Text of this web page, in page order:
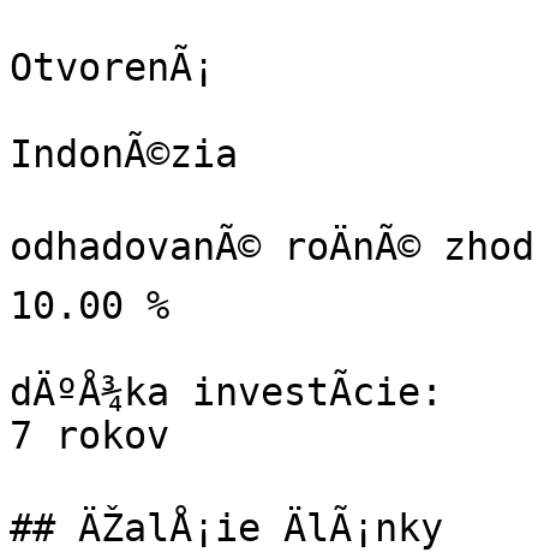
OtvorenÃ¡
IndonÃ©zia
odhadovanÃ© roÄnÃ©
10.00 %
dÄºÅ¾ka investÃ­cie:
7 rokov
## ÄŽalÅ¡ie ÄlÃ¡nky